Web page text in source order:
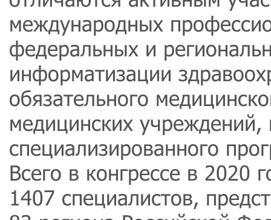
международных
федеральных и
информатизации
обязательного
медицинских учреждений,
специализированного
Всего в конгрессе в 2020
1407 специалистов,